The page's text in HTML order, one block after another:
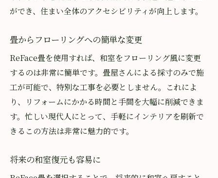
フローリング風畳でおしゃれな住まい
専門知識を活かした最適な提案
地元で人気の高い施工業者
安心して任せられるリフォーム
ができ、住まい全体のアクセシビリティが向上します。
畳からフローリングへの簡単な変更
ReFace畳を使用すれば、和室をフローリング風に変更
するのは非常に簡単です。畳屋さんによる採寸のみで施
工が可能で、特別な工事を必要としません。これによ
り、リフォームにかかる時間と手間を大幅に削減できま
す。忙しい現代人にとって、手軽にインテリアを刷新で
きるこの方法は非常に魅力的です。
将来の和室復元も容易に